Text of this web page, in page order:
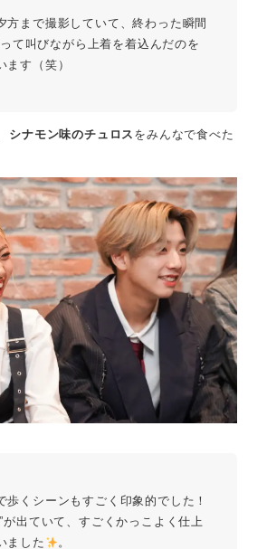
方まで撮影していて、終わった瞬間
て叫びながら上着を着込んだのを
ます（笑）
シナモン味のチュロス をみんなで食べた
歩くシーンもすごく印象的でした！
”が出ていて、すごくかっこよく仕上
ました
。